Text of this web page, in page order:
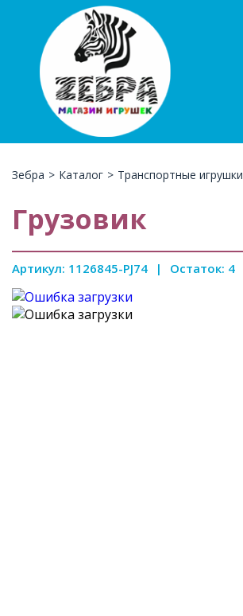
Зебра > Каталог > Транспортные игрушки
Грузовик
Артикул: 1126845-PJ74 | Остаток: 4